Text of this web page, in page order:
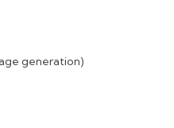
generation)